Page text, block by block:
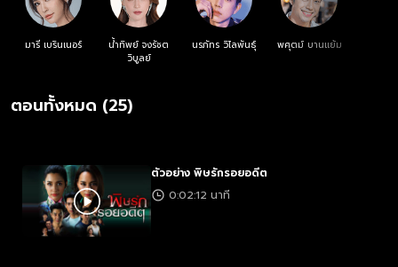
มารี เบรินเนอร์
น้ำทิพย์ จงรัชต
วิบูลย์
นรภัทร วิไลพันธุ์ พศุตม์ บานแย้ม
ตอนทั้งหมด (25)
ตัวอย่าง พิษรักรอยอดีต
0:02:12 นาที